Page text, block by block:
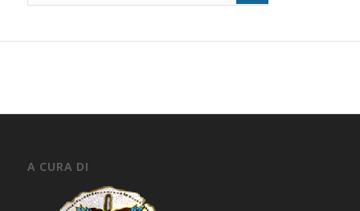
A CURA DI